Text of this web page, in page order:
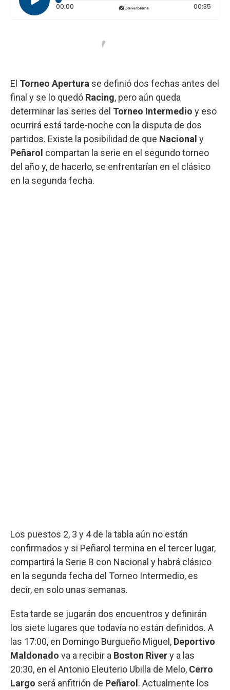
00:00 Tiempo transcurrido: 0 segundos 00:35
El Torneo Apertura se definió dos fechas antes del
final y se lo quedó Racing, pero aún queda
determinar las series del Torneo Intermedio y eso
ocurrirá está tarde-noche con la disputa de dos
partidos. Existe la posibilidad de que Nacional y
Peñarol compartan la serie en el segundo torneo
del año y, de hacerlo, se enfrentarían en el clásico
en la segunda fecha.
Los puestos 2, 3 y 4 de la tabla aún no están
confirmados y si Peñarol termina en el tercer lugar,
compartirá la Serie B con Nacional y habrá clásico
en la segunda fecha del Torneo Intermedio, es
decir, en solo unas semanas.
Esta tarde se jugarán dos encuentros y definirán
los siete lugares que todavía no están definidos. A
las 17:00, en Domingo Burgueño Miguel, Deportivo
Maldonado va a recibir a Boston Rivery a las
20:30, en el Antonio Eleuterio Ubilla de Melo, Cerro
Largo será anfitrión de Peñarol . Actualmente los